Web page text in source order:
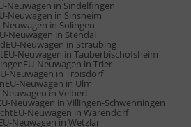
Neuwagen in Sindelfingen
Neuwagen in Sinsheim
Neuwagen in Solingen
Neuwagen in Stendal
EU-Neuwagen in Straubing
EU-Neuwagen in Tauberbischofsheim
EU-Neuwagen in Trier
Neuwagen in Troisdorf
EU-Neuwagen in Ulm
Neuwagen in Velbert
Neuwagen in Villingen-Schwenningen
EU-Neuwagen in Warendorf
Neuwagen in Wetzlar